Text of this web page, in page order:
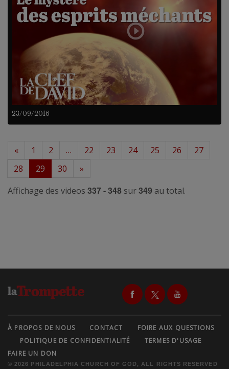
23/09/2016
« 1 2 … 22 23 24 25 26
27
28
29 30
»
Affichage des videos 337 - 348 sur349 au total.
À PROPOS DE NOUS CONTACT
FOIRE AUX QUESTIONS
POLITIQUE DE CONFIDENTIALITÉ
TERMES D'USAGE
FAIRE UN DON
© 2026 PHILADELPHIA CHURCH OF GOD, ALL RIGHTS RESERVED